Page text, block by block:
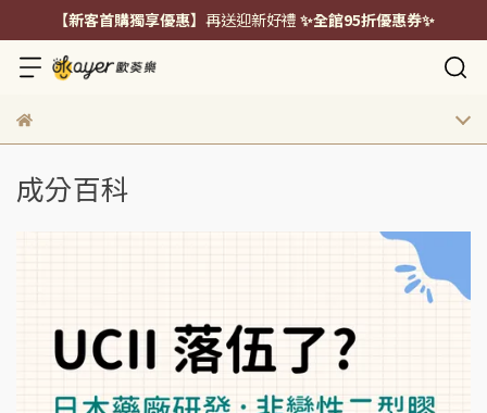
【新客首購獨享優惠】 再送迎新好禮 ✨全館95折優惠券✨
成分百科